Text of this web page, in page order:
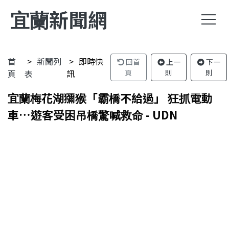
宜蘭新聞網
首
頁
新聞列
表
即時快
訊
回首
頁
上一
則
下一
則
宜蘭梅花湖獼猴「霸橋不給過」 狂抓電動
車…遊客受困吊橋驚喊救命 - UDN